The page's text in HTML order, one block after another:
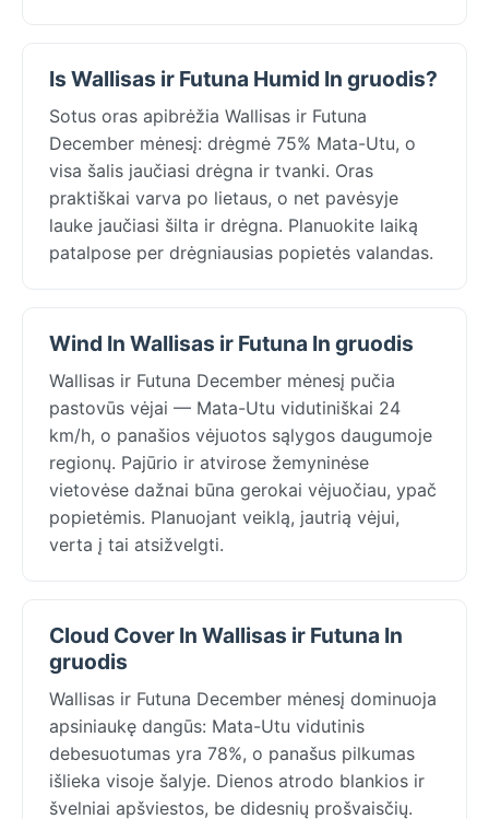
Is Wallisas ir Futuna Humid In gruodis?
Sotus oras apibrėžia Wallisas ir Futuna
December mėnesį: drėgmė 75% Mata-Utu, o
visa šalis jaučiasi drėgna ir tvanki. Oras
praktiškai varva po lietaus, o net pavėsyje
lauke jaučiasi šilta ir drėgna. Planuokite laiką
patalpose per drėgniausias popietės valandas.
Wind In Wallisas ir Futuna In gruodis
Wallisas ir Futuna December mėnesį pučia
pastovūs vėjai — Mata-Utu vidutiniškai 24
km/h, o panašios vėjuotos sąlygos daugumoje
regionų. Pajūrio ir atvirose žemyninėse
vietovėse dažnai būna gerokai vėjuočiau, ypač
popietėmis. Planuojant veiklą, jautrią vėjui,
verta į tai atsižvelgti.
Cloud Cover In Wallisas ir Futuna In
gruodis
Wallisas ir Futuna December mėnesį dominuoja
apsiniaukę dangūs: Mata-Utu vidutinis
debesuotumas yra 78%, o panašus pilkumas
išlieka visoje šalyje. Dienos atrodo blankios ir
švelniai apšviestos, be didesnių prošvaisčių.